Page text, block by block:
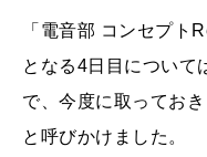
「電音部 コンセプト
となる4日目について
で、今度に取ってお
と呼びかけました。